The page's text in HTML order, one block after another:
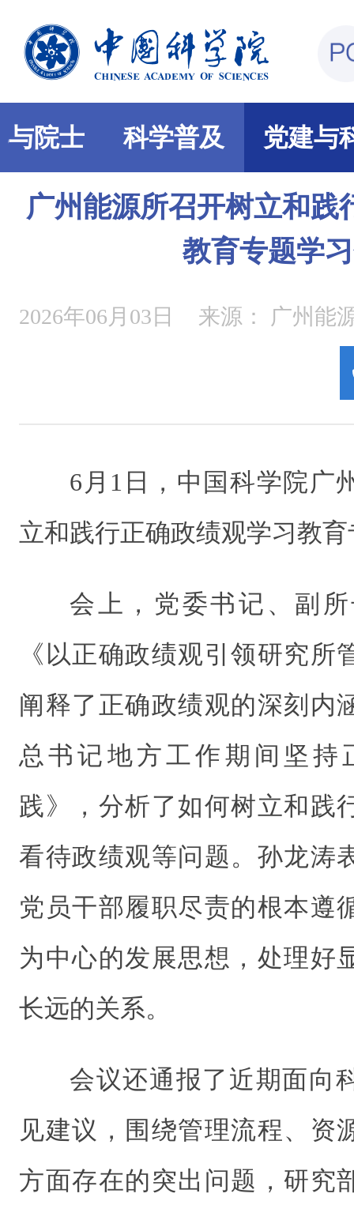
与院士 科学普及 党建与
广州能源所召开树立和践
教育专题学
2026年06月03日 来源： 广州能
6月1日，中国科学院广
立和践行正确政绩观学习教
会上，党委书记、副
《以正确政绩观引领研究所
阐释了正确政绩观的深刻内
总书记地方工作期间坚持
践》
，分析了如何树立和践
看待政绩观等问题。孙龙涛
党员干部履职尽责的根本遵
为中心的发展思想，处理好
长远的关系。
会议还通报了近期面向
见建议，围绕管理流程、资
方面存在的突出问题，研究